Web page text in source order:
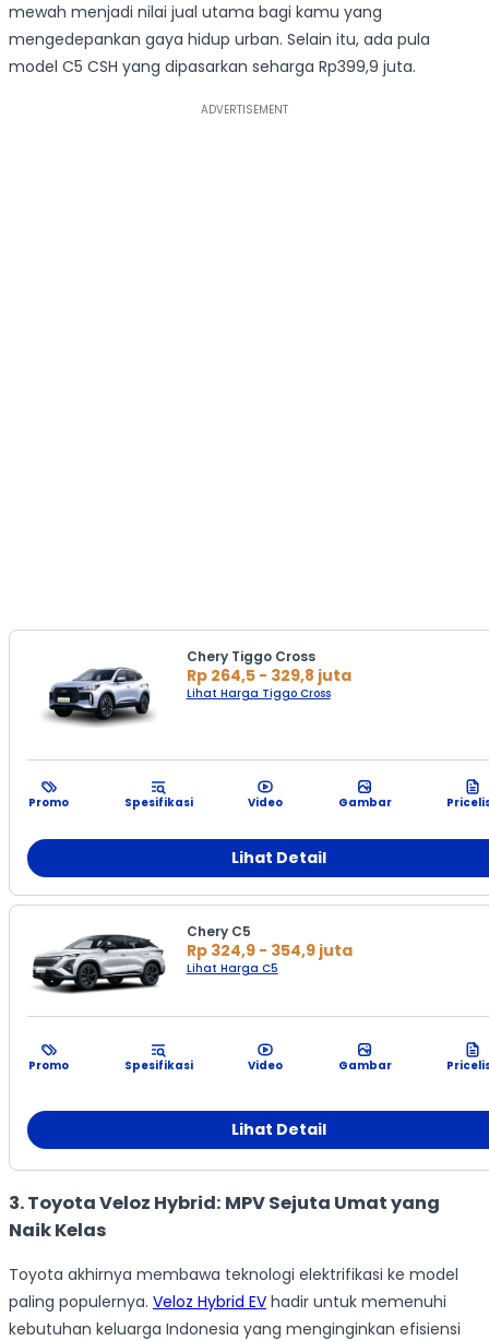
mewah menjadi nilai jual utama bagi kamu yang
mengedepankan gaya hidup urban. Selain itu, ada pula
model C5 CSH yang dipasarkan seharga Rp399,9 juta.
Chery Tiggo Cross
Rp 264,5 - 329,8 juta
Lihat Harga Tiggo Cross
Promo Spesifikasi Video Gambar
Lihat Detail
Chery C5
Rp 324,9 - 354,9 juta
Lihat Harga C5
Promo Spesifikasi Video Gambar
Lihat Detail
3. Toyota Veloz Hybrid: MPV Sejuta Umat yang
Naik Kelas
Toyota akhirnya membawa teknologi elektrifikasi ke model
paling populernya. Veloz Hybrid EV hadir untuk memenuhi
kebutuhan keluarga Indonesia yang menginginkan efisiensi